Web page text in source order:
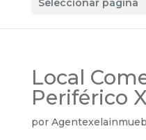
Seleccionar página
Local
Periférico
por